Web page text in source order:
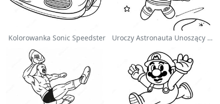
Kolorowanka Sonic Speedster Uroczy Astronauta Unoszący Się W Kosmosie - Kolorowanka